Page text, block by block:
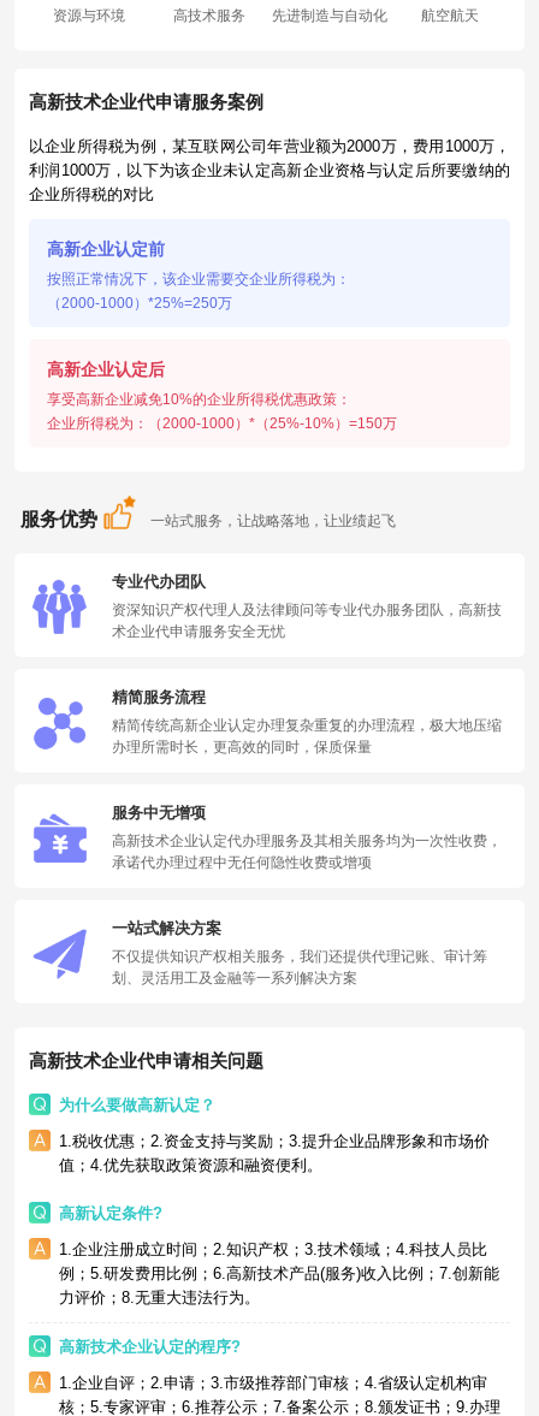
资源与环境 高技术服务 先进制造与自动化 航空航天
高新技术企业代申请服务案例
以企业所得税为例，某互联网公司年营业额为2000万，费用1000万，
利润1000万，以下为该企业未认定高新企业资格与认定后所要缴纳的
企业所得税的对比
高新企业认定前
按照正常情况下，该企业需要交企业所得税为：
（2000-1000）*25%=250万
高新企业认定后
享受高新企业减免10%的企业所得税优惠政策：
企业所得税为：（2000-1000）*（25%-10%）=150万
服务优势 一站式服务，让战略落地，让业绩起飞
专业代办团队
资深知识产权代理人及法律顾问等专业代办服务团队，高新技
术企业代申请服务安全无忧
精简服务流程
精简传统高新企业认定办理复杂重复的办理流程，极大地压缩
办理所需时长，更高效的同时，保质保量
服务中无增项
高新技术企业认定代办理服务及其相关服务均为一次性收费，
承诺代办理过程中无任何隐性收费或增项
一站式解决方案
不仅提供知识产权相关服务，我们还提供代理记账、审计筹
划、灵活用工及金融等一系列解决方案
高新技术企业代申请相关问题
为什么要做高新认定？
1.税收优惠；2.资金支持与奖励；3.提升企业品牌形象和市场价
值；4.优先获取政策资源和融资便利。
高新认定条件?
1.企业注册成立时间；2.知识产权；3.技术领域；4.科技人员比
例；5.研发费用比例；6.高新技术产品(服务)收入比例；7.创新能
力评价；8.无重大违法行为。
高新技术企业认定的程序?
1.企业自评；2.申请；3.市级推荐部门审核；4.省级认定机构审
核；5.专家评审；6.推荐公示；7.备案公示；8.颁发证书；9.办理